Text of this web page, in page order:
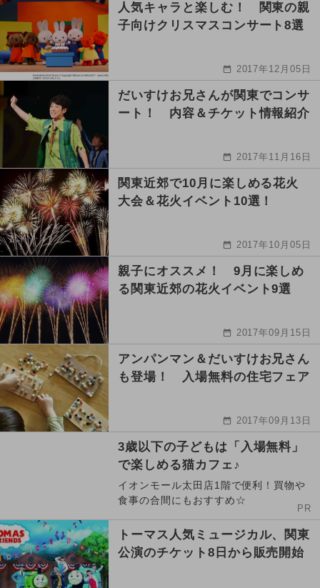
人気キャラと楽しむ！ 関東の親
子向けクリスマスコンサート8選
2017年12月05日
だいすけお兄さんが関東でコンサ
ート！ 内容＆チケット情報紹介
2017年11月16日
関東近郊で10月に楽しめる花火
大会＆花火イベント10選！
2017年10月05日
親子にオススメ！ 9月に楽しめ
る関東近郊の花火イベント9選
2017年09月15日
アンパンマン＆だいすけお兄さん
も登場！ 入場無料の住宅フェア
2017年09月13日
3歳以下の子どもは「入場無料」
で楽しめる猫カフェ♪
イオンモール太田店1階で便利！買物や
食事の合間にもおすすめ☆
PR
トーマス人気ミュージカル、関東
公演のチケット8日から販売開始